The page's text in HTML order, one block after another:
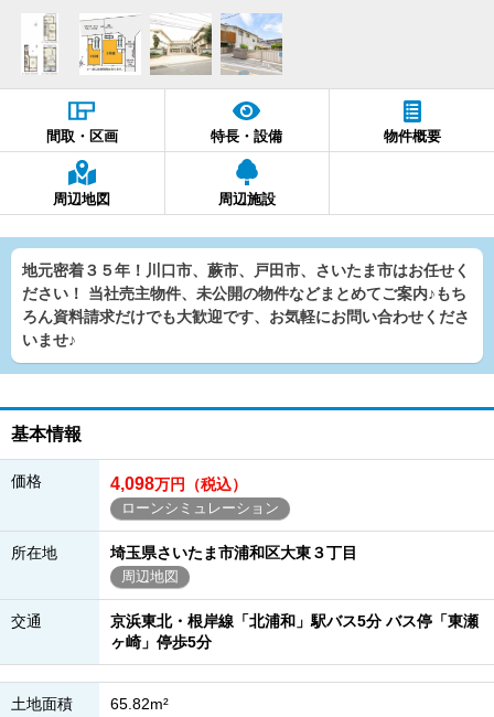
間取・区画 特長・設備 物件概要
周辺地図 周辺施設
地元密着３５年！川口市、蕨市、戸田市、さいたま市はお任せく
ださい！ 当社売主物件、未公開の物件などまとめてご案内♪もち
ろん資料請求だけでも大歓迎です、お気軽にお問い合わせくださ
いませ♪
基本情報
価格 4,098万円（税込）
ローンシミュレーション
所在地 埼玉県さいたま市浦和区大東３丁目
周辺地図
交通
京浜東北・根岸線「北浦和」駅バス5分 バス停「東瀬
ヶ崎」停歩5分
土地面積 65.82m²